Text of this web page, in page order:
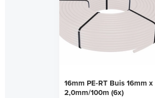
16mm PE-RT Buis 16mm x
2,0mm/100m (6x)